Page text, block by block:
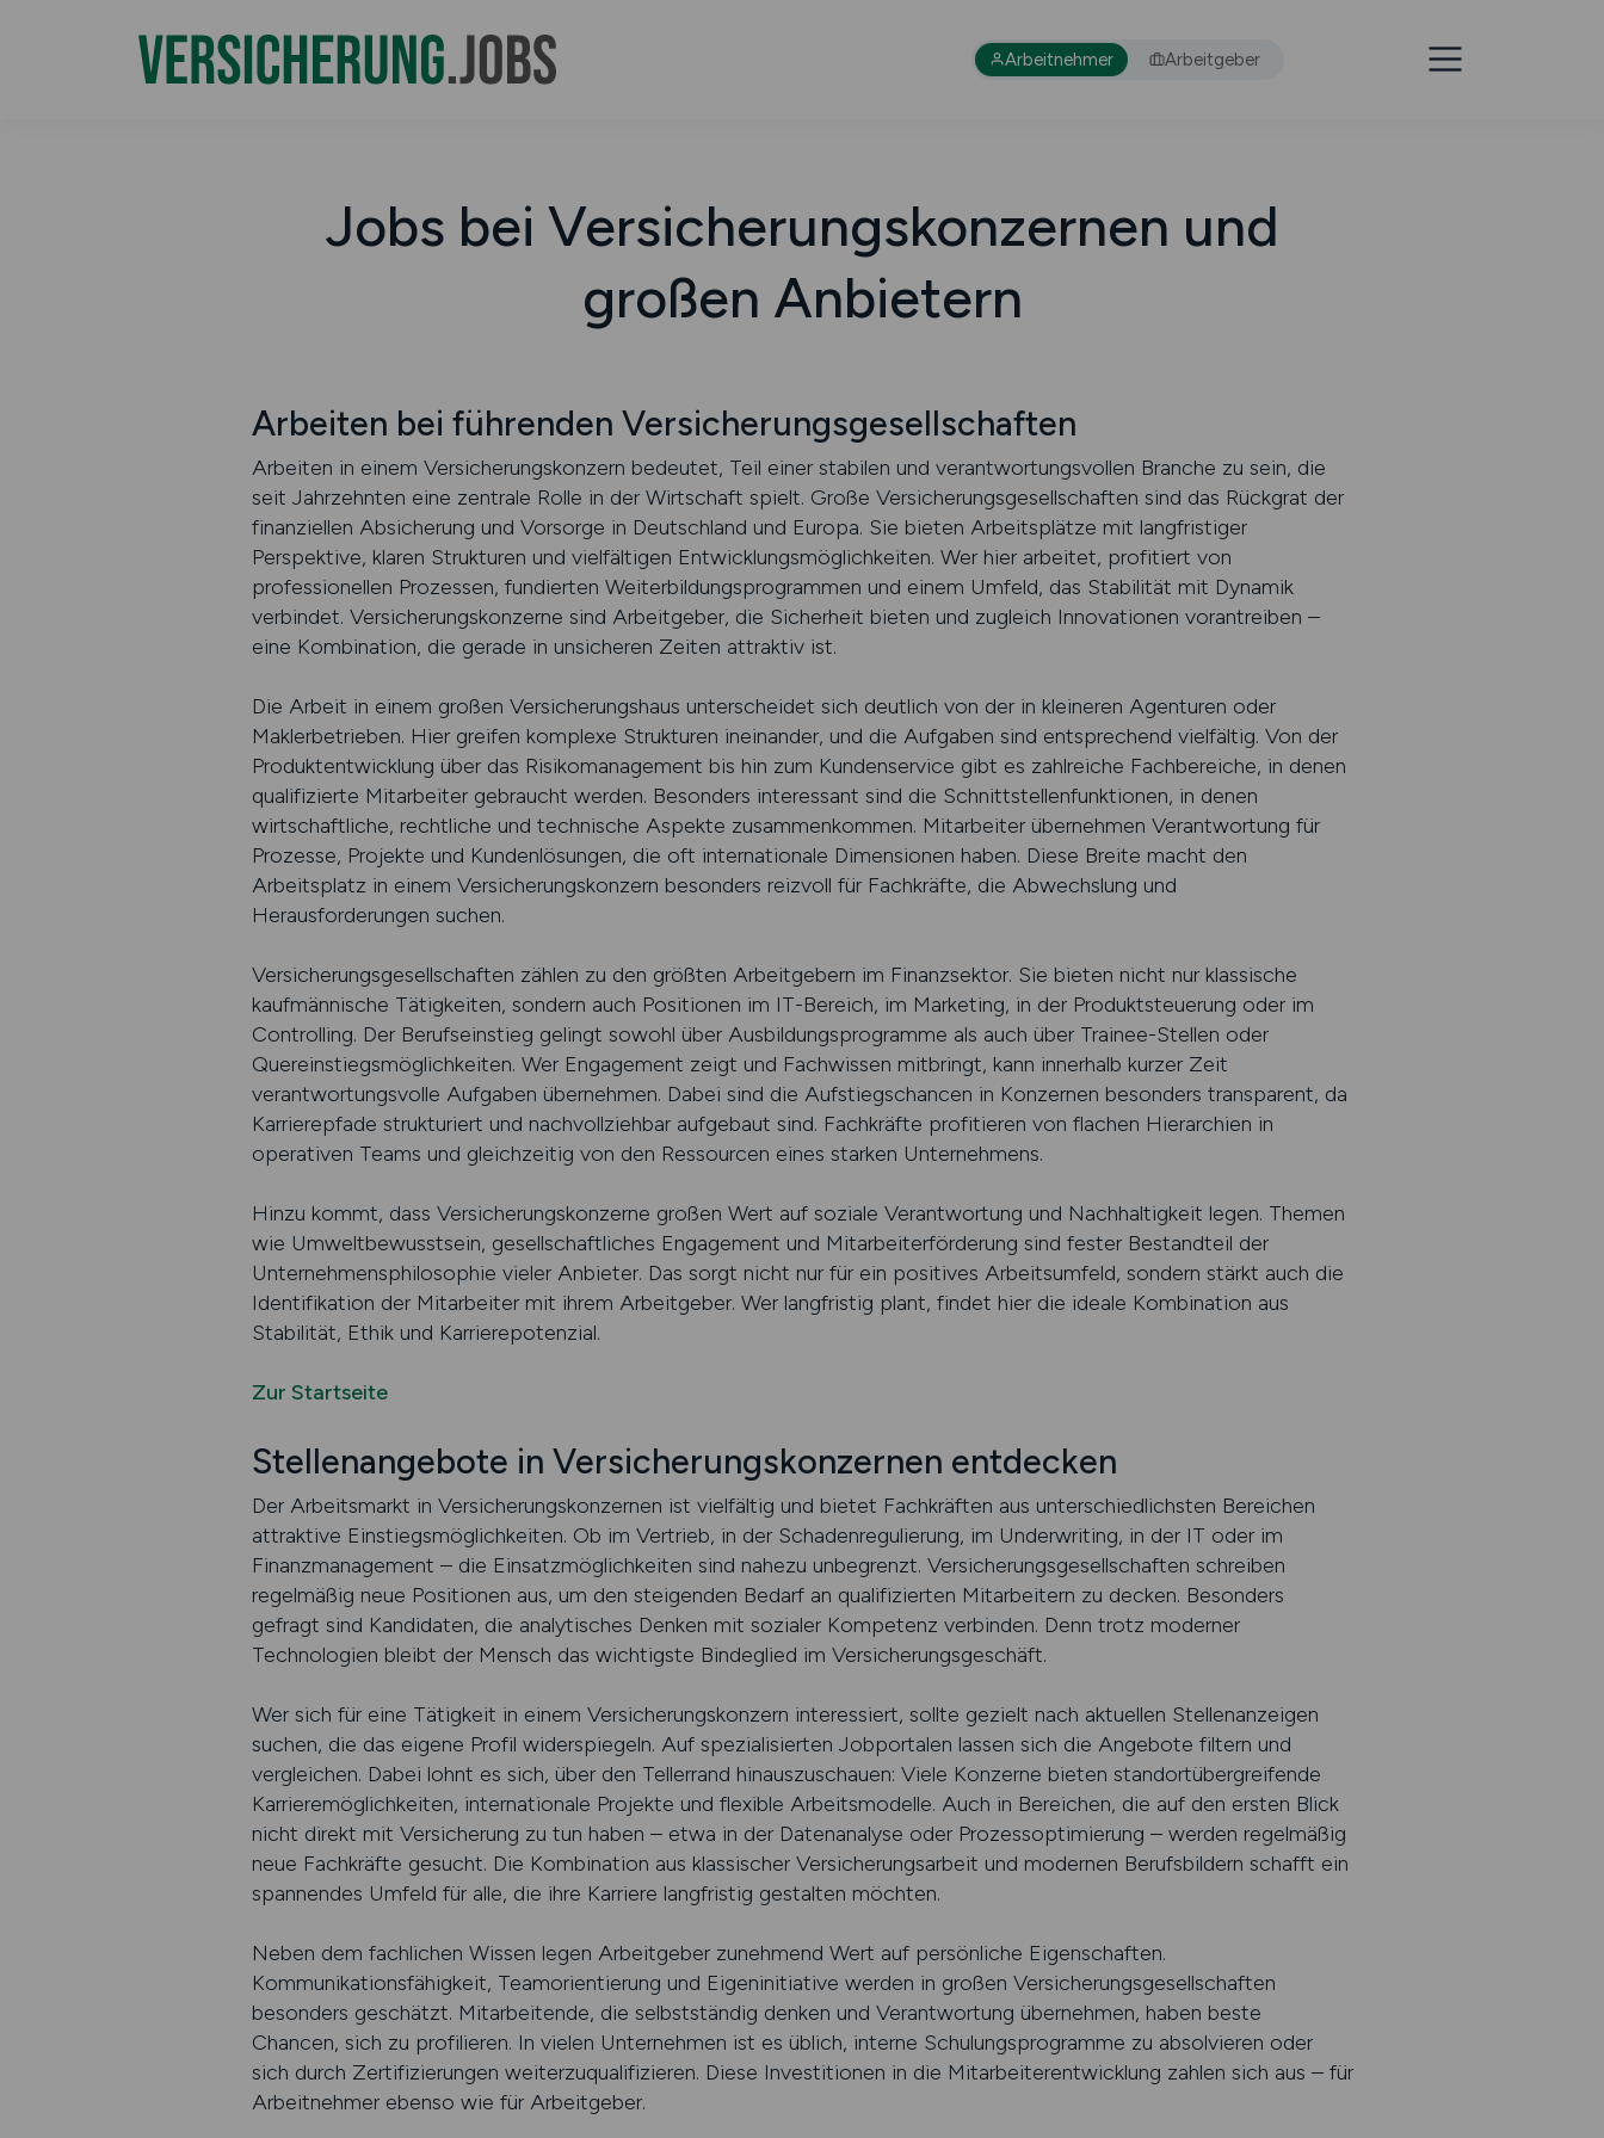
Arbeitnehmer Arbeitgeber
Jobs bei Versicherungskonzernen und
großen Anbietern
Arbeiten bei führenden Versicherungsgesellschaften
Arbeiten in einem Versicherungskonzern bedeutet, Teil einer stabilen und verantwortungsvollen Branche zu sein, die
seit Jahrzehnten eine zentrale Rolle in der Wirtschaft spielt. Große Versicherungsgesellschaften sind das Rückgrat der
finanziellen Absicherung und Vorsorge in Deutschland und Europa. Sie bieten Arbeitsplätze mit langfristiger
Perspektive, klaren Strukturen und vielfältigen Entwicklungsmöglichkeiten. Wer hier arbeitet, profitiert von
professionellen Prozessen, fundierten Weiterbildungsprogrammen und einem Umfeld, das Stabilität mit Dynamik
verbindet. Versicherungskonzerne sind Arbeitgeber, die Sicherheit bieten und zugleich Innovationen vorantreiben –
eine Kombination, die gerade in unsicheren Zeiten attraktiv ist.
Die Arbeit in einem großen Versicherungshaus unterscheidet sich deutlich von der in kleineren Agenturen oder
Maklerbetrieben. Hier greifen komplexe Strukturen ineinander, und die Aufgaben sind entsprechend vielfältig. Von der
Produktentwicklung über das Risikomanagement bis hin zum Kundenservice gibt es zahlreiche Fachbereiche, in denen
qualifizierte Mitarbeiter gebraucht werden. Besonders interessant sind die Schnittstellenfunktionen, in denen
wirtschaftliche, rechtliche und technische Aspekte zusammenkommen. Mitarbeiter übernehmen Verantwortung für
Prozesse, Projekte und Kundenlösungen, die oft internationale Dimensionen haben. Diese Breite macht den
Arbeitsplatz in einem Versicherungskonzern besonders reizvoll für Fachkräfte, die Abwechslung und
Herausforderungen suchen.
Versicherungsgesellschaften zählen zu den größten Arbeitgebern im Finanzsektor. Sie bieten nicht nur klassische
kaufmännische Tätigkeiten, sondern auch Positionen im IT-Bereich, im Marketing, in der Produktsteuerung oder im
Controlling. Der Berufseinstieg gelingt sowohl über Ausbildungsprogramme als auch über Trainee-Stellen oder
Quereinstiegsmöglichkeiten. Wer Engagement zeigt und Fachwissen mitbringt, kann innerhalb kurzer Zeit
verantwortungsvolle Aufgaben übernehmen. Dabei sind die Aufstiegschancen in Konzernen besonders transparent, da
Karrierepfade strukturiert und nachvollziehbar aufgebaut sind. Fachkräfte profitieren von flachen Hierarchien in
operativen Teams und gleichzeitig von den Ressourcen eines starken Unternehmens.
Hinzu kommt, dass Versicherungskonzerne großen Wert auf soziale Verantwortung und Nachhaltigkeit legen. Themen
wie Umweltbewusstsein, gesellschaftliches Engagement und Mitarbeiterförderung sind fester Bestandteil der
Unternehmensphilosophie vieler Anbieter. Das sorgt nicht nur für ein positives Arbeitsumfeld, sondern stärkt auch die
Identifikation der Mitarbeiter mit ihrem Arbeitgeber. Wer langfristig plant, findet hier die ideale Kombination aus
Stabilität, Ethik und Karrierepotenzial.
Zur Startseite
Stellenangebote in Versicherungskonzernen entdecken
Der Arbeitsmarkt in Versicherungskonzernen ist vielfältig und bietet Fachkräften aus unterschiedlichsten Bereichen
attraktive Einstiegsmöglichkeiten. Ob im Vertrieb, in der Schadenregulierung, im Underwriting, in der IT oder im
Finanzmanagement – die Einsatzmöglichkeiten sind nahezu unbegrenzt. Versicherungsgesellschaften schreiben
regelmäßig neue Positionen aus, um den steigenden Bedarf an qualifizierten Mitarbeitern zu decken. Besonders
gefragt sind Kandidaten, die analytisches Denken mit sozialer Kompetenz verbinden. Denn trotz moderner
Technologien bleibt der Mensch das wichtigste Bindeglied im Versicherungsgeschäft.
Wer sich für eine Tätigkeit in einem Versicherungskonzern interessiert, sollte gezielt nach aktuellen Stellenanzeigen
suchen, die das eigene Profil widerspiegeln. Auf spezialisierten Jobportalen lassen sich die Angebote filtern und
vergleichen. Dabei lohnt es sich, über den Tellerrand hinauszuschauen: Viele Konzerne bieten standortübergreifende
Karrieremöglichkeiten, internationale Projekte und flexible Arbeitsmodelle. Auch in Bereichen, die auf den ersten Blick
nicht direkt mit Versicherung zu tun haben – etwa in der Datenanalyse oder Prozessoptimierung – werden regelmäßig
neue Fachkräfte gesucht. Die Kombination aus klassischer Versicherungsarbeit und modernen Berufsbildern schafft ein
spannendes Umfeld für alle, die ihre Karriere langfristig gestalten möchten.
Neben dem fachlichen Wissen legen Arbeitgeber zunehmend Wert auf persönliche Eigenschaften.
Kommunikationsfähigkeit, Teamorientierung und Eigeninitiative werden in großen Versicherungsgesellschaften
besonders geschätzt. Mitarbeitende, die selbstständig denken und Verantwortung übernehmen, haben beste
Chancen, sich zu profilieren. In vielen Unternehmen ist es üblich, interne Schulungsprogramme zu absolvieren oder
sich durch Zertifizierungen weiterzuqualifizieren. Diese Investitionen in die Mitarbeiterentwicklung zahlen sich aus – für
Arbeitnehmer ebenso wie für Arbeitgeber.